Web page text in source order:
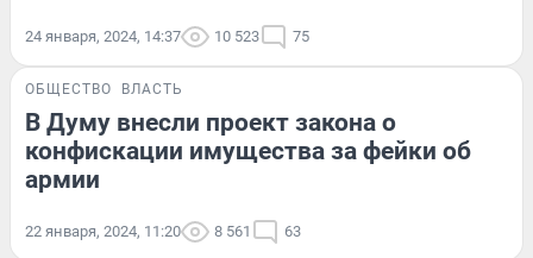
24 января, 2024, 14:37 10 523 75
ОБЩЕСТВО ВЛАСТЬ
В Думу внесли проект закона о
конфискации имущества за фейки об
армии
22 января, 2024, 11:20 8 561 63